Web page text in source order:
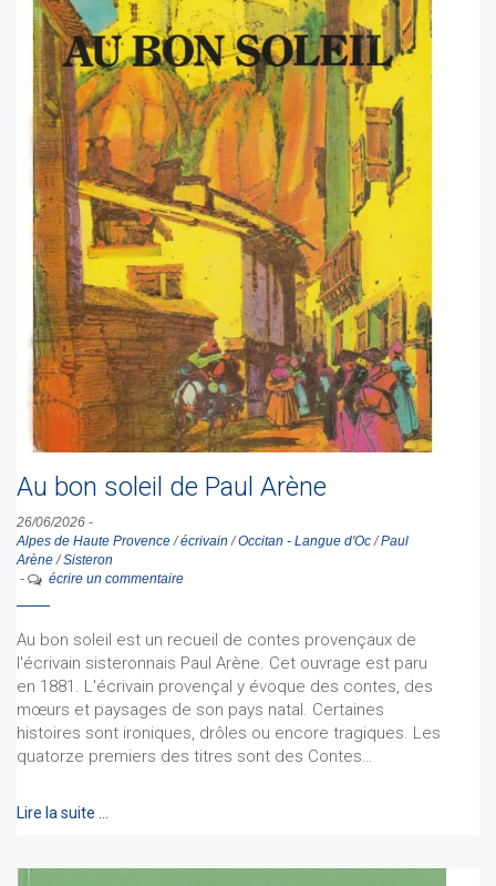
Au bon soleil de Paul Arène
26/06/2026 -
Alpes de Haute Provence/écrivain /Occitan - Langue d'Oc/Paul
Arène/Sisteron
-
écrire un commentaire
Au bon soleil est un recueil de contes provençaux de
l'écrivain sisteronnais Paul Arène. Cet ouvrage est paru
en 1881. L'écrivain provençal y évoque des contes, des
mœurs et paysages de son pays natal. Certaines
histoires sont ironiques, drôles ou encore tragiques. Les
quatorze premiers des titres sont des Contes…
Lire la suite …